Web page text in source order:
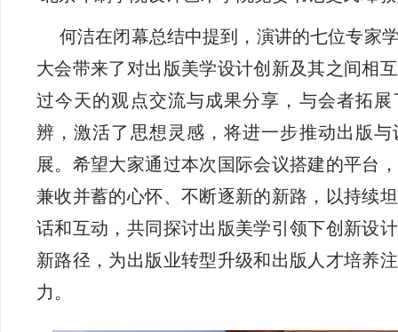
何洁在闭幕总结中提到，演讲的七位专家
大会带来了对出版美学设计创新及其之间相
过今天的观点交流与成果分享，与会者拓
辨，激活了思想灵感，将进一步推动出版
展。希望大家通过本次国际会议搭建的平台
兼收并蓄的心怀、不断逐新的新路，以持续
话和互动，共同探讨出版美学引领下创新设
新路径，为出版业转型升级和出版人才培养
力。